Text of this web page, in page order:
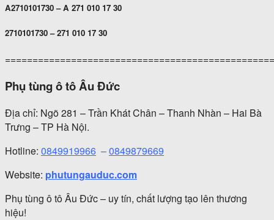
A2710101730 – A 271 010 17 30
2710101730 – 271 010 17 30
Phụ tùng ô tô Âu Đức
Địa chỉ: Ngõ 281 – Trần Khát Chân – Thanh Nhàn – Hai Bà
Trưng – TP Hà Nội.
Hotline: 0849919966 –0849879669
Website: phutungauduc.com
Phụ tùng ô tô Âu Đức – uy tín, chất lượng tạo lên thương
hiệu!